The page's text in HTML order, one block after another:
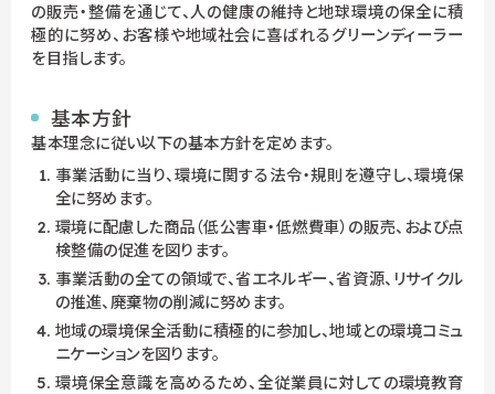
の販売・整備を通じて、人の健康の維持と地球環境の保全に積
極的に努め、お客様や地域社会に喜ばれるグリーンディーラー
を目指します。
基本方針
基本理念に従い以下の基本方針を定めます。
事業活動に当り、環境に関する法令・規則を遵守し、環境保
全に努めます。
環境に配慮した商品（低公害車・低燃費車）の販売、および点
検整備の促進を図ります。
事業活動の全ての領域で、省エネルギー、省資源、リサイクル
の推進、廃棄物の削減に努めます。
地域の環境保全活動に積極的に参加し、地域との環境コミュ
ニケーションを図ります。
環境保全意識を高めるため、全従業員に対しての環境教育